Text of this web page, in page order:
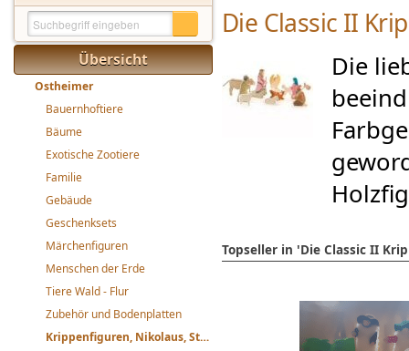
Übersicht
Ostheimer
Bauernhoftiere
Bäume
Exotische Zootiere
Familie
Gebäude
Geschenksets
Märchenfiguren
Menschen der Erde
Tiere Wald - Flur
Zubehör und Bodenplatten
Krippenfiguren, Nikolaus, St. Martin
Die Classic II
Die
Topseller in 'Die Classic II